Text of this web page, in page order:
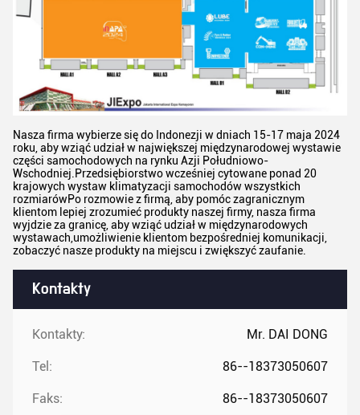
Kontakty
Kontakty: Mr. DAI DONG
Tel: 86--18373050607
Faks: 86--18373050607
Nasza firma wybierze się do Indonezji w dniach 15-17 maja 2024
roku, aby wziąć udział w największej międzynarodowej wystawie
części samochodowych na rynku Azji Południowo-
Wschodniej.Przedsiębiorstwo wcześniej cytowane ponad 20
krajowych wystaw klimatyzacji samochodów wszystkich
rozmiarówPo rozmowie z firmą, aby pomóc zagranicznym
klientom lepiej zrozumieć produkty naszej firmy, nasza firma
wyjdzie za granicę, aby wziąć udział w międzynarodowych
wystawach,umożliwienie klientom bezpośredniej komunikacji,
zobaczyć nasze produkty na miejscu i zwiększyć zaufanie.